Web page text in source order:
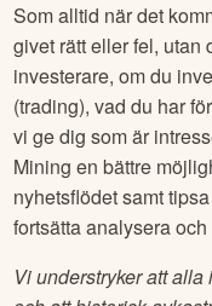
Som alltid när det
givet rätt eller fel, utan
investerare, om du
(trading), vad du har
vi ge dig som är
Mining en bättre
nyhetsflödet samt
fortsätta analysera
Vi understryker att